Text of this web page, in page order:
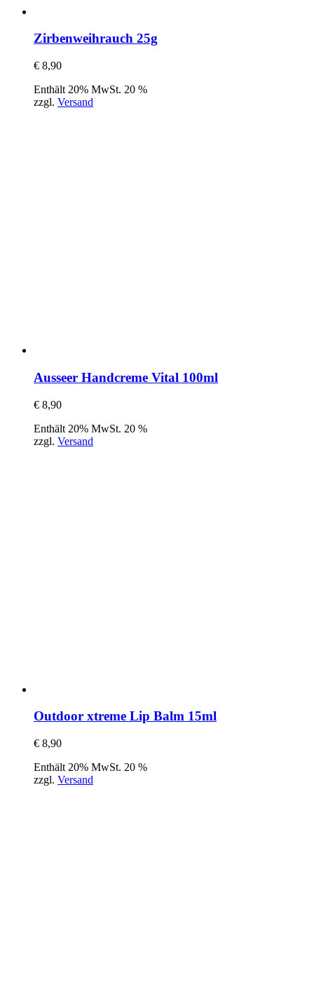
Zirbenweihrauch 25g
€ 8,90
Enthält 20% MwSt. 20 %
zzgl. Versand
Ausseer Handcreme Vital 100ml
€ 8,90
Enthält 20% MwSt. 20 %
zzgl. Versand
Outdoor xtreme Lip Balm 15ml
€ 8,90
Enthält 20% MwSt. 20 %
zzgl. Versand